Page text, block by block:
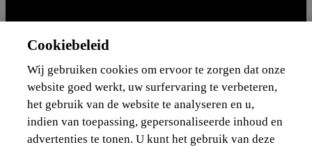
JuridischCookiesWLTPGegevensbescherming
Lexus-België © 2026
Cookiebeleid
Wij gebruiken cookies om ervoor te zorgen dat onze
website goed werkt, uw surfervaring te verbeteren,
het gebruik van de website te analyseren en u,
indien van toepassing, gepersonaliseerde inhoud en
advertenties te tonen. U kunt het gebruik van deze